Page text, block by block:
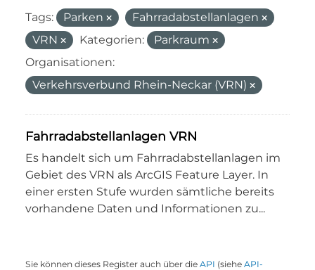
Tags: Parken
Fahrradabstellanlagen
VRN
Kategorien:
Parkraum
Organisationen:
Verkehrsverbund Rhein-Neckar (VRN)
Fahrradabstellanlagen VRN
Es handelt sich um Fahrradabstellanlagen im
Gebiet des VRN als ArcGIS Feature Layer. In
einer ersten Stufe wurden sämtliche bereits
vorhandene Daten und Informationen zu...
Sie können dieses Register auch über die API (siehe API-